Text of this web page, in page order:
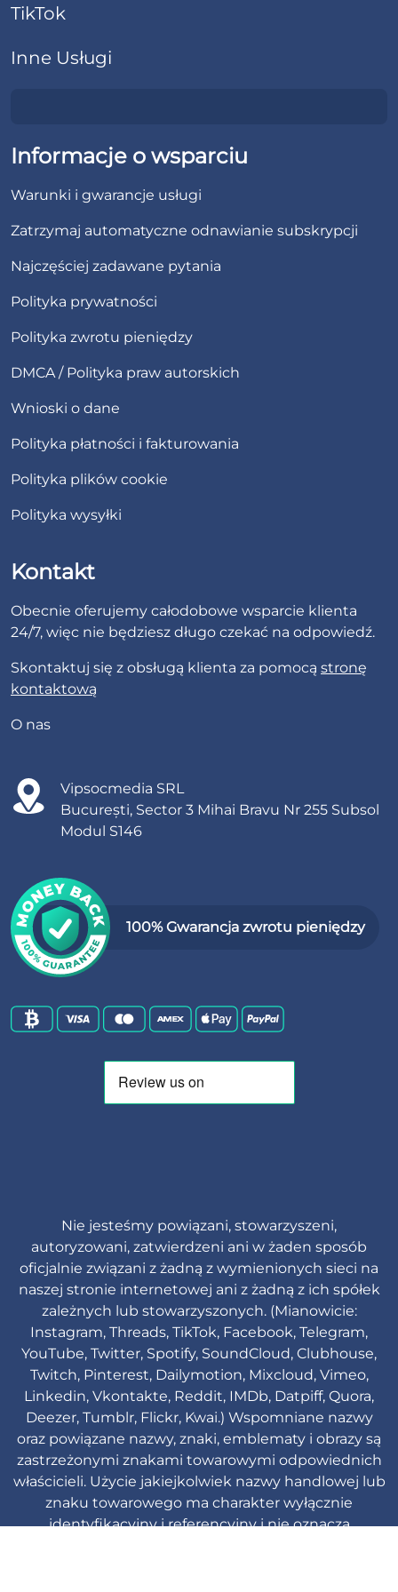
TikTok
Inne Usługi
Informacje o wsparciu
Warunki i gwarancje usługi
Zatrzymaj automatyczne odnawianie subskrypcji
Najczęściej zadawane pytania
Polityka prywatności
Polityka zwrotu pieniędzy
DMCA / Polityka praw autorskich
Wnioski o dane
Polityka płatności i fakturowania
Polityka plików cookie
Polityka wysyłki
Kontakt
Obecnie oferujemy całodobowe wsparcie klienta
24/7, więc nie będziesz długo czekać na odpowiedź.
Skontaktuj się z obsługą klienta za pomocą stronę
kontaktową
O nas
Vipsocmedia SRL
București, Sector 3 Mihai Bravu Nr 255 Subsol
Modul S146
100% Gwarancja zwrotu pieniędzy
Nie jesteśmy powiązani, stowarzyszeni,
autoryzowani, zatwierdzeni ani w żaden sposób
oficjalnie związani z żadną z wymienionych sieci na
naszej stronie internetowej ani z żadną z ich spółek
zależnych lub stowarzyszonych. (Mianowicie:
Instagram, Threads, TikTok, Facebook, Telegram,
YouTube, Twitter, Spotify, SoundCloud, Clubhouse,
Twitch, Pinterest, Dailymotion, Mixcloud, Vimeo,
Linkedin, Vkontakte, Reddit, IMDb, Datpiff, Quora,
Deezer, Tumblr, Flickr, Kwai.) Wspomniane nazwy
oraz powiązane nazwy, znaki, emblematy i obrazy są
zastrzeżonymi znakami towarowymi odpowiednich
właścicieli. Użycie jakiejkolwiek nazwy handlowej lub
znaku towarowego ma charakter wyłącznie
identyfikacyjny i referencyjny i nie oznacza